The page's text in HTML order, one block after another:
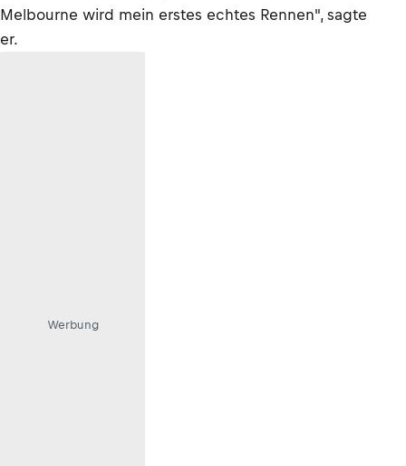
Melbourne wird mein erstes echtes Rennen", sagte
er.
Werbung